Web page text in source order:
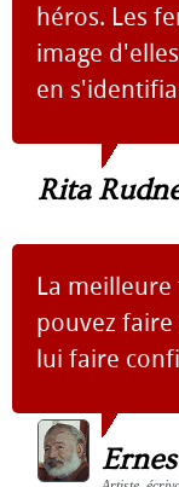
héros. Les
image
en
Rita
La
pouvez
lui faire